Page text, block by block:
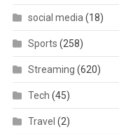
social media (18)
Sports (258)
Streaming (620)
Tech (45)
Travel (2)